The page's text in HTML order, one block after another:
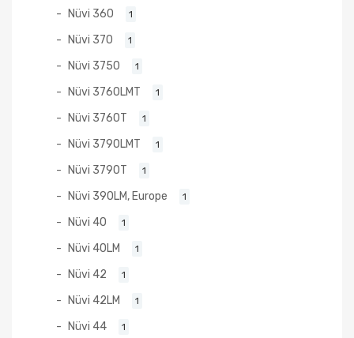
Nüvi 360 1
Nüvi 370 1
Nüvi 3750 1
Nüvi 3760LMT 1
Nüvi 3760T 1
Nüvi 3790LMT 1
Nüvi 3790T 1
Nüvi 390LM, Europe 1
Nüvi 40 1
Nüvi 40LM 1
Nüvi 42 1
Nüvi 42LM 1
Nüvi 44 1